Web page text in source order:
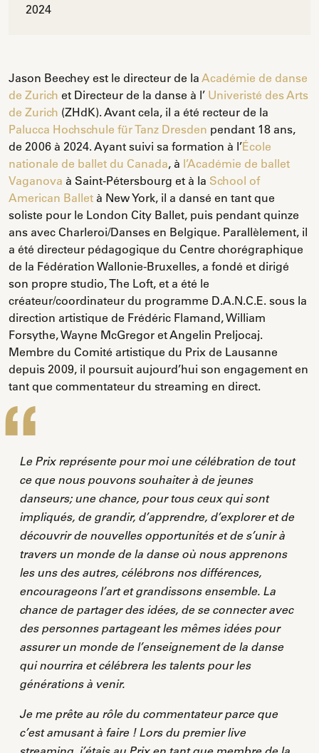
2024
Jason Beechey est le directeur de laAcadémie de danse
de Zurich et Directeur de la danse à l’ Univeristé des Arts
de Zurich (ZHdK). Avant cela, il a été recteur de la
Palucca Hochschule für Tanz Dresden pendant 18 ans,
de 2006 à 2024. Ayant suivi sa formation à l’École
nationale de ballet du Canada, à l’Académie de ballet
Vaganova à Saint-Pétersbourg et à la School of
American Ballet à New York, il a dansé en tant que
soliste pour le London City Ballet, puis pendant quinze
ans avec Charleroi/Danses en Belgique. Parallèlement, il
a été directeur pédagogique du Centre chorégraphique
de la Fédération Wallonie-Bruxelles, a fondé et dirigé
son propre studio, The Loft, et a été le
créateur/coordinateur du programme D.A.N.C.E. sous la
direction artistique de Frédéric Flamand, William
Forsythe, Wayne McGregor et Angelin Preljocaj.
Membre du Comité artistique du Prix de Lausanne
depuis 2009, il poursuit aujourd’hui son engagement en
tant que commentateur du streaming en direct.
Le Prix représente pour moi une célébration de tout
ce que nous pouvons souhaiter à de jeunes
danseurs; une chance, pour tous ceux qui sont
impliqués, de grandir, d’apprendre, d’explorer et de
découvrir de nouvelles opportunités et de s’unir à
travers un monde de la danse où nous apprenons
les uns des autres, célébrons nos différences,
encourageons l’art et grandissons ensemble. La
chance de partager des idées, de se connecter avec
des personnes partageant les mêmes idées pour
assurer un monde de l’enseignement de la danse
qui nourrira et célébrera les talents pour les
générations à venir.
Je me prête au rôle du commentateur parce que
c’est amusant à faire ! Lors du premier live